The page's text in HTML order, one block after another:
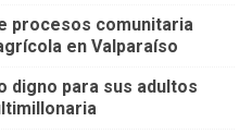
procesos comunitaria
en Valparaíso
digno para sus adultos